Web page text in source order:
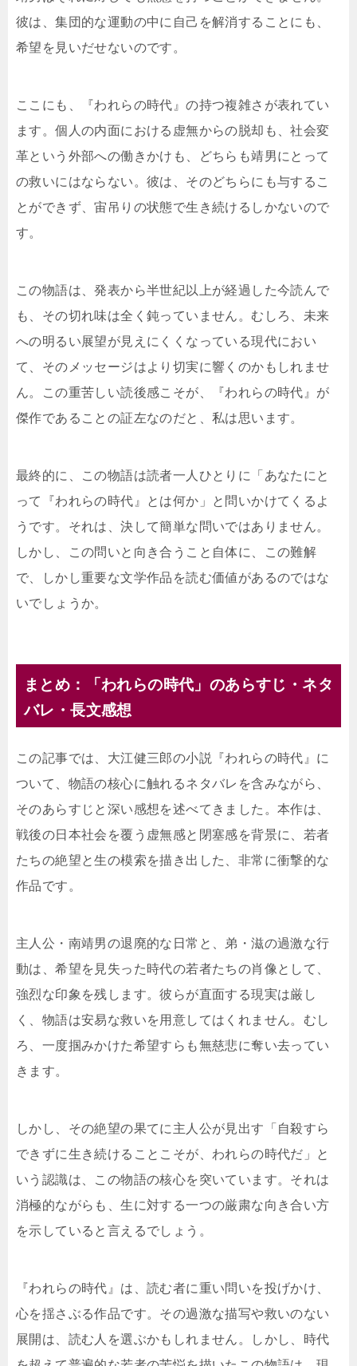
彼は、集団的な運動の中に自己を解消することにも、
希望を見いだせないのです。
ここにも、『われらの時代』の持つ複雑さが表れてい
ます。個人の内面における虚無からの脱却も、社会変
革という外部への働きかけも、どちらも靖男にとって
の救いにはならない。彼は、そのどちらにも与するこ
とができず、宙吊りの状態で生き続けるしかないので
す。
この物語は、発表から半世紀以上が経過した今読んで
も、その切れ味は全く鈍っていません。むしろ、未来
への明るい展望が見えにくくなっている現代におい
て、そのメッセージはより切実に響くのかもしれませ
ん。この重苦しい読後感こそが、『われらの時代』が
傑作であることの証左なのだと、私は思います。
最終的に、この物語は読者一人ひとりに「あなたにと
って『われらの時代』とは何か」と問いかけてくるよ
うです。それは、決して簡単な問いではありません。
しかし、この問いと向き合うこと自体に、この難解
で、しかし重要な文学作品を読む価値があるのではな
いでしょうか。
まとめ：「われらの時代」のあらすじ・ネタ
バレ・長文感想
この記事では、大江健三郎の小説『われらの時代』に
ついて、物語の核心に触れるネタバレを含みながら、
そのあらすじと深い感想を述べてきました。本作は、
戦後の日本社会を覆う虚無感と閉塞感を背景に、若者
たちの絶望と生の模索を描き出した、非常に衝撃的な
作品です。
主人公・南靖男の退廃的な日常と、弟・滋の過激な行
動は、希望を見失った時代の若者たちの肖像として、
強烈な印象を残します。彼らが直面する現実は厳し
く、物語は安易な救いを用意してはくれません。むし
ろ、一度掴みかけた希望すらも無慈悲に奪い去ってい
きます。
しかし、その絶望の果てに主人公が見出す「自殺すら
できずに生き続けることこそが、われらの時代だ」と
いう認識は、この物語の核心を突いています。それは
消極的ながらも、生に対する一つの厳粛な向き合い方
を示していると言えるでしょう。
『われらの時代』は、読む者に重い問いを投げかけ、
心を揺さぶる作品です。その過激な描写や救いのない
展開は、読む人を選ぶかもしれません。しかし、時代